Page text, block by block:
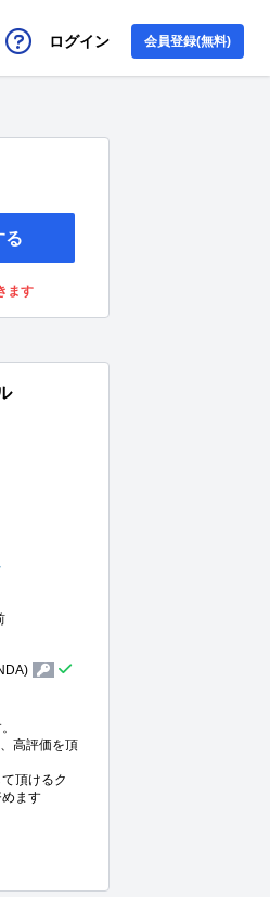
ログイン 会員登録(無料)
る
ます
高評価を頂
頂けるク
ます